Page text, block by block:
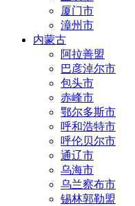
厦门市
漳州市
内蒙古
阿拉善盟
巴彦淖尔市
包头市
赤峰市
鄂尔多斯市
呼和浩特市
呼伦贝尔市
通辽市
乌海市
乌兰察布市
锡林郭勒盟